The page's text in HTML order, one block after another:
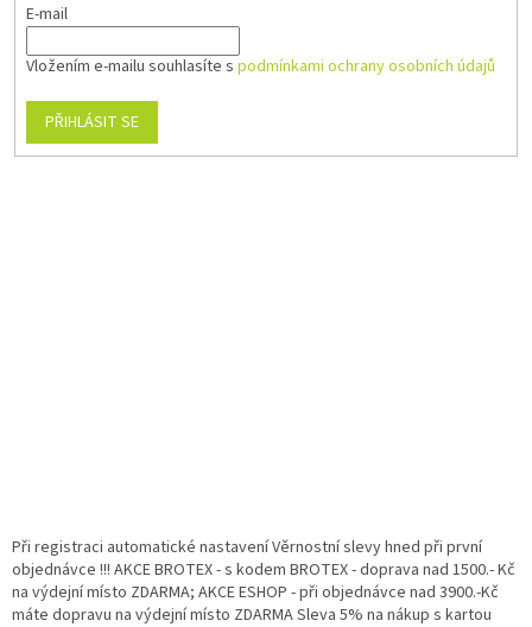
E-mail
Vložením e-mailu souhlasíte s podmínkami ochrany osobních údajů
PŘIHLÁSIT SE
Při registraci automatické nastavení Věrnostní slevy hned při první
objednávce !!! AKCE BROTEX - s kodem BROTEX - doprava nad 1500.- Kč
na výdejní místo ZDARMA; AKCE ESHOP - při objednávce nad 3900.-Kč
máte dopravu na výdejní místo ZDARMA Sleva 5% na nákup s kartou